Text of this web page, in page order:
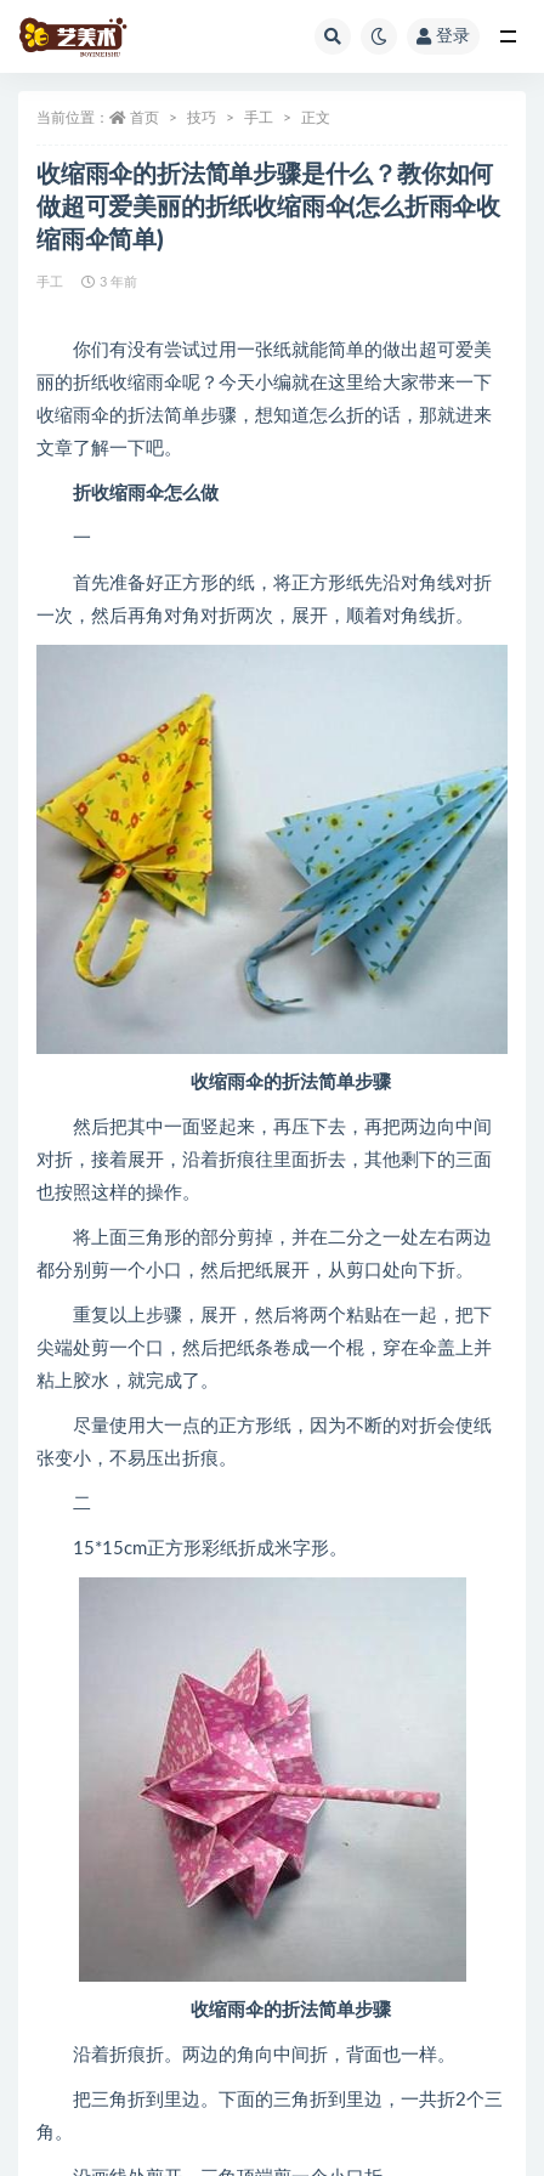
登录
当前位置： 首页 技巧 手工 正文
收缩雨伞的折法简单步骤是什么？教你如何
做超可爱美丽的折纸收缩雨伞(怎么折雨伞收
缩雨伞简单)
手工 3 年前
你们有没有尝试过用一张纸就能简单的做出超可爱美
丽的折纸收缩雨伞呢？今天小编就在这里给大家带来一下
收缩雨伞的折法简单步骤，想知道怎么折的话，那就进来
文章了解一下吧。
折收缩雨伞怎么做
一
首先准备好正方形的纸，将正方形纸先沿对角线对折
一次，然后再角对角对折两次，展开，顺着对角线折。
收缩雨伞的折法简单步骤
然后把其中一面竖起来，再压下去，再把两边向中间
对折，接着展开，沿着折痕往里面折去，其他剩下的三面
也按照这样的操作。
将上面三角形的部分剪掉，并在二分之一处左右两边
都分别剪一个小口，然后把纸展开，从剪口处向下折。
重复以上步骤，展开，然后将两个粘贴在一起，把下
尖端处剪一个口，然后把纸条卷成一个棍，穿在伞盖上并
粘上胶水，就完成了。
尽量使用大一点的正方形纸，因为不断的对折会使纸
张变小，不易压出折痕。
二
15*15cm正方形彩纸折成米字形。
收缩雨伞的折法简单步骤
沿着折痕折。两边的角向中间折，背面也一样。
把三角折到里边。下面的三角折到里边，一共折2个三
角。